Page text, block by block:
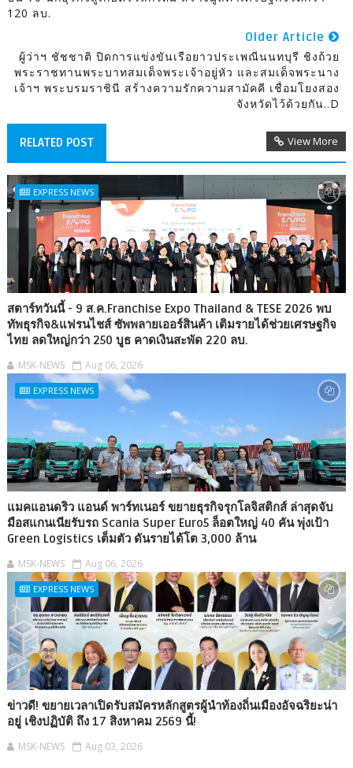
120 ลบ.
Older Article
ผู้ว่าฯ ชัชชาติ ปิดการแข่งขันเรือยาวประเพณีนนทบุรี ชิงถ้วย
พระราชทานพระบาทสมเด็จพระเจ้าอยู่หัว และสมเด็จพระนาง
เจ้าฯ พระบรมราชินี สร้างความรักความสามัคคี เชื่อมโยงสอง
จังหวัดไว้ด้วยกัน..D
RELATED POST View More
EXPRESS NEWS
สตาร์ทวันนี้ - 9 ส.ค.Franchise Expo Thailand & TESE 2026 พบ
ทัพธุรกิจ&แฟรนไชส์ ซัพพลายเออร์สินค้า เติมรายได้ช่วยเศรษฐกิจ
ไทย ลดใหญ่กว่า 250 บูธ คาดเงินสะพัด 220 ลบ.
MSK-NEWS Aug 06, 2026
EXPRESS NEWS
แมคแอนดริว แอนด์ พาร์ทเนอร์ ขยายธุรกิจรุกโลจิสติกส์ ล่าสุดจับ
มือสแกนเนียรับรถ Scania Super Euro5 ล็อตใหญ่ 40 คัน พุ่งเป้า
Green Logistics เต็มตัว ดันรายได้โต 3,000 ล้าน
MSK-NEWS Aug 06, 2026
EXPRESS NEWS
ข่าวดี! ขยายเวลาเปิดรับสมัครหลักสูตรผู้นำท้องถิ่นเมืองอัจฉริยะน่า
อยู่ เชิงปฏิบัติ ถึง 17 สิงหาคม 2569 นี้!
MSK-NEWS Aug 03, 2026